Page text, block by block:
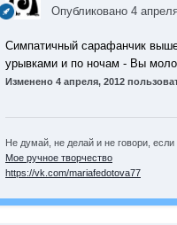
Опубликовано 4
Симпатичный сарафанчик
урывками и по ночам - Вы
Изменено 4 апреля, 2012
Не думай, не делай и не говори, если
Мое ручное творчество
https://vk.com/mariafedotova77